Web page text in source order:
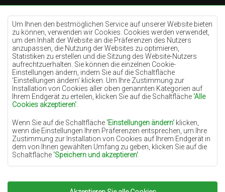
Um Ihnen den bestmöglichen Service auf unserer Website bieten
zu können, verwenden wir Cookies. Cookies werden verwendet,
um den Inhalt der Website an die Präferenzen des Nutzers
anzupassen, die Nutzung der Websites zu optimieren,
Statistiken zu erstellen und die Sitzung des Website-Nutzers
aufrechtzuerhalten. Sie können die einzelnen Cookie-
Einstellungen ändern, indem Sie auf die Schaltfläche
'Einstellungen ändern‘ klicken. Um Ihre Zustimmung zur
Installation von Cookies aller oben genannten Kategorien auf
Ihrem Endgerät zu erteilen, klicken Sie auf die Schaltfläche 'Alle
Cookies akzeptieren'
Wenn Sie auf die Schaltfläche 'Einstellungen ändern' klicken,
wenn die Einstellungen Ihren Präferenzen entsprechen, um Ihre
Zustimmung zur Installation von Cookies auf Ihrem Endgerät in
dem von Ihnen gewählten Umfang zu geben, klicken Sie auf die
Schaltfläche 'Speichern und akzeptieren'
Grundlage für die Verarbeitung das berechtigte Interesse des
Datenverwalters (TEPPICHECHEMEX) oder Dritter in Form der
Teppiche Cremefarben
Teppiche Lilac
Teppiche Gelb
Teppiche Pfefferminz
Teppiche Blau
Teppiche Orange
Teppiche Rosa
Teppiche Terrakotte
Teppiche Grün
Teppiche Golden